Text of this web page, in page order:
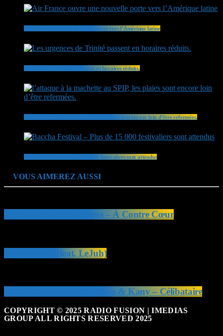
Air France ouvre une nouvelle porte vers l’Amérique latine
Les urgences de Trinité passent en horaires réduits.
l’attaque à la machette au SPIP, les plaies sont encore loin d’être refermées.
Baccha Festival – Plus de 15 000 festivaliers sont attendus
VOUS AIMEREZ AUSSI
Laconi Feat Léa Churros – À Contre Cœur
Meryl – Boss (feat. LeJuh)
Lionel Nidaud feat Shannon & Kany – Célibataire
COPYRIGHT © 2025 RADIO FUSION | IMEDIAS
GROUP ALL RIGHTS RESERVED 2025